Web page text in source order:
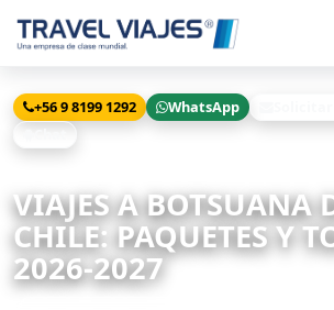
+56 9 8199 1292 WhatsApp
VIAJES A BOTSUANA
CHILE: PAQUETES Y
2026-2027